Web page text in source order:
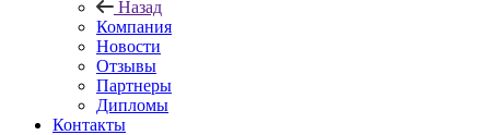
Назад
Компания
Новости
Отзывы
Партнеры
Дипломы
Контакты